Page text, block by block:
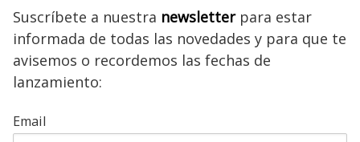
Suscríbete a nuestra newsletterpara estar
informada de todas las novedades y para que te
avisemos o recordemos las fechas de
lanzamiento:
Email